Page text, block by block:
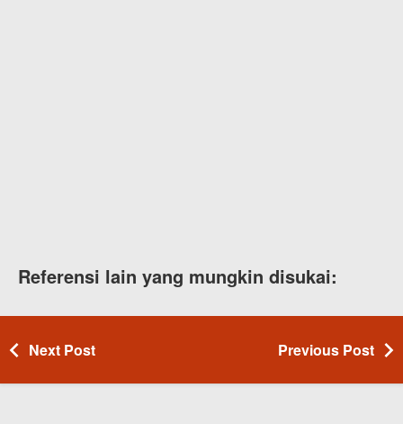
Referensi lain yang mungkin disukai:
Next Post Previous Post